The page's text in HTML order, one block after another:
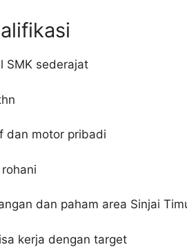
SMK sederajat
dan motor pribadi
dan paham area Sinjai
kerja dengan target